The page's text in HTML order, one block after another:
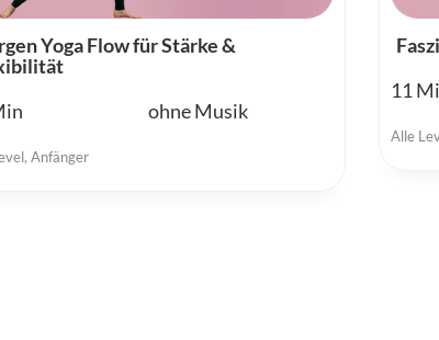
Yoga Flow für Stärke &
ohne Musik
, Anfänger
11
Alle